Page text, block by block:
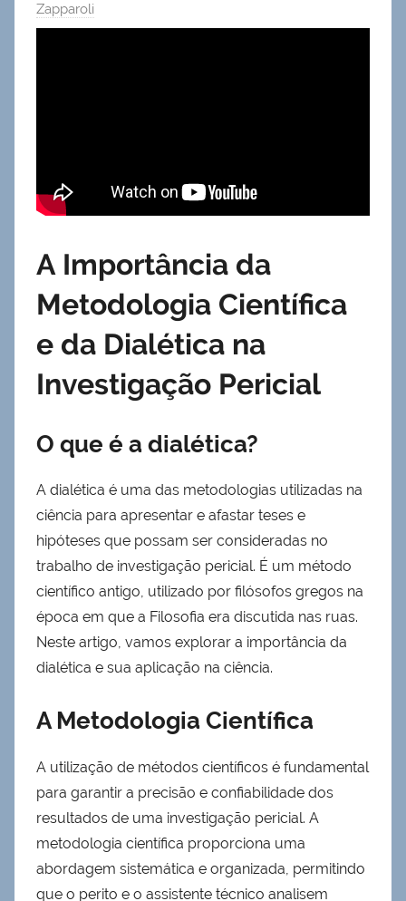
Zapparoli
A Importância da
Metodologia Científica
e da Dialética na
Investigação Pericial
O que é a dialética?
A dialética é uma das metodologias utilizadas na
ciência para apresentar e afastar teses e
hipóteses que possam ser consideradas no
trabalho de investigação pericial. É um método
científico antigo, utilizado por filósofos gregos na
época em que a Filosofia era discutida nas ruas.
Neste artigo, vamos explorar a importância da
dialética e sua aplicação na ciência.
A Metodologia Científica
A utilização de métodos científicos é fundamental
para garantir a precisão e confiabilidade dos
resultados de uma investigação pericial. A
metodologia científica proporciona uma
abordagem sistemática e organizada, permitindo
que o perito e o assistente técnico analisem